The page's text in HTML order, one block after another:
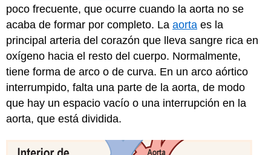
poco frecuente, que ocurre cuando la aorta no se
acaba de formar por completo. La aorta es la
principal arteria del corazón que lleva sangre rica en
oxígeno hacia el resto del cuerpo. Normalmente,
tiene forma de arco o de curva. En un arco aórtico
interrumpido, falta una parte de la aorta, de modo
que hay un espacio vacío o una interrupción en la
aorta, que está dividida.